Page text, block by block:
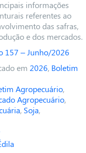
informações
referentes ao
das safras,
e dos mercados.
157 – Junho/2026
em 2026, Boletim
Agropecuário,
Agropecuário,
, Soja,